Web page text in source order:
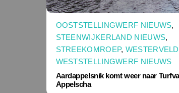
OOSTSTELLINGWERF NIEUWS,
STEENWIJKERLAND NIEUWS,
STREEKOMROEP,
WESTSTELLINGWERF NIEUWS
Aardappelsnik komt weer naar
Appelscha